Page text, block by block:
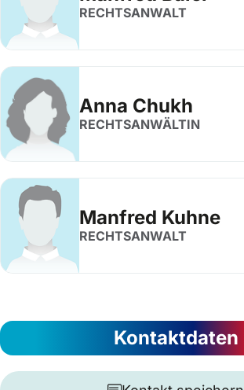
RECHTSANWALT
Anna Chukh
RECHTSANWÄLTIN
Manfred Kuhne
RECHTSANWALT
Kontaktdaten